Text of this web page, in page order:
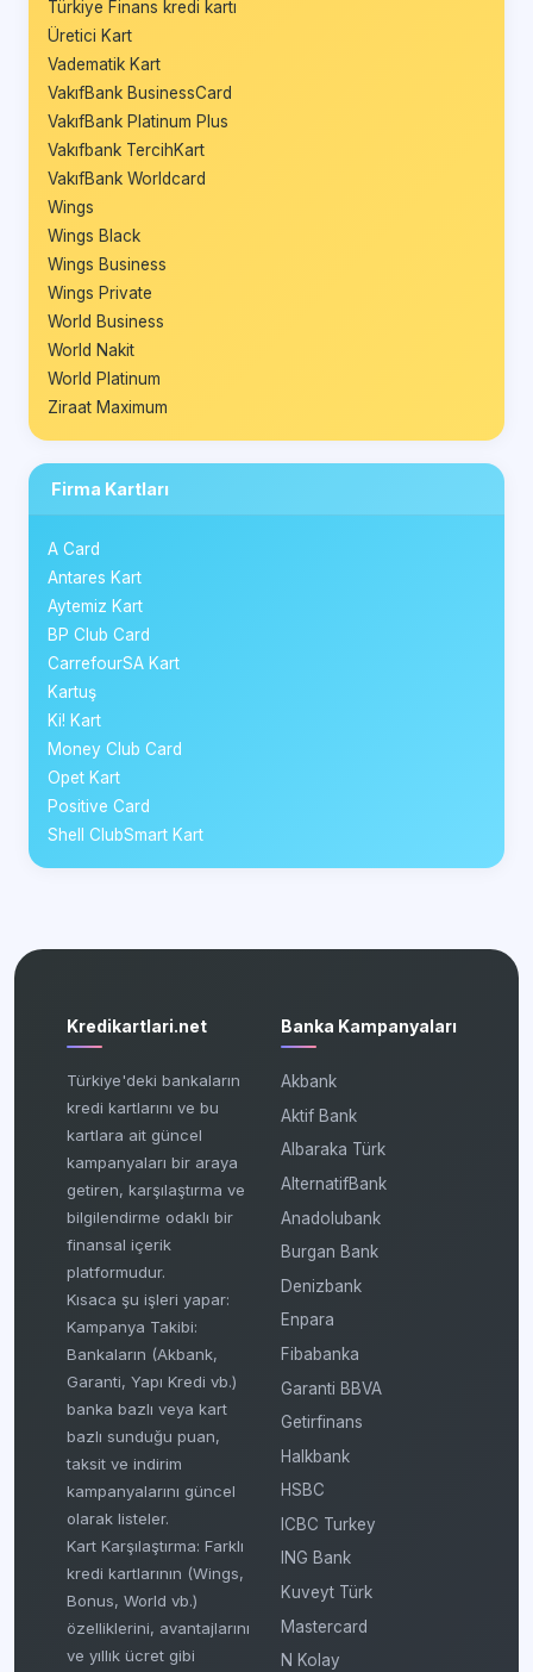
Türkiye Finans kredi kartı
Üretici Kart
Vadematik Kart
VakıfBank BusinessCard
VakıfBank Platinum Plus
Vakıfbank TercihKart
VakıfBank Worldcard
Wings
Wings Black
Wings Business
Wings Private
World Business
World Nakit
World Platinum
Ziraat Maximum
Firma Kartları
A Card
Antares Kart
Aytemiz Kart
BP Club Card
CarrefourSA Kart
Kartuş
Ki! Kart
Money Club Card
Opet Kart
Positive Card
Shell ClubSmart Kart
Kredikartlari.net
Türkiye'deki bankaların
kredi kartlarını ve bu
kartlara ait güncel
kampanyaları bir araya
getiren, karşılaştırma ve
bilgilendirme odaklı bir
finansal içerik
platformudur.
Kısaca şu işleri yapar:
Kampanya Takibi:
Bankaların (Akbank,
Garanti, Yapı Kredi vb.)
banka bazlı veya kart
bazlı sunduğu puan,
taksit ve indirim
kampanyalarını güncel
olarak listeler.
Kart Karşılaştırma: Farklı
kredi kartlarının (Wings,
Bonus, World vb.)
özelliklerini, avantajlarını
ve yıllık ücret gibi
Banka Kampanyaları
Akbank
Aktif Bank
Albaraka Türk
AlternatifBank
Anadolubank
Burgan Bank
Denizbank
Enpara
Fibabanka
Garanti BBVA
Getirfinans
Halkbank
HSBC
ICBC Turkey
ING Bank
Kuveyt Türk
Mastercard
N Kolay